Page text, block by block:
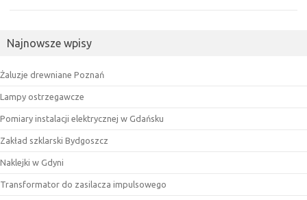
Najnowsze wpisy
Żaluzje drewniane Poznań
Lampy ostrzegawcze
Pomiary instalacji elektrycznej w Gdańsku
Zakład szklarski Bydgoszcz
Naklejki w Gdyni
Transformator do zasilacza impulsowego